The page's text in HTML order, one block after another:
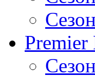
Premier